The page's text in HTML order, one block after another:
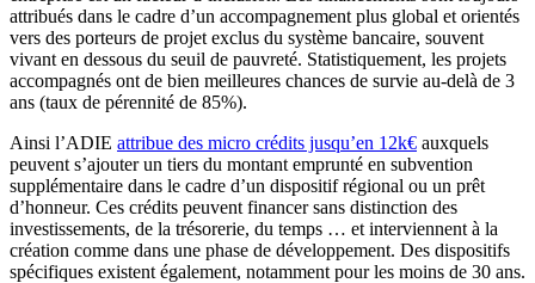
attribués dans le cadre d’un accompagnement plus global et orientés
vers des porteurs de projet exclus du système bancaire, souvent
vivant en dessous du seuil de pauvreté. Statistiquement, les projets
accompagnés ont de bien meilleures chances de survie au-delà de 3
ans (taux de pérennité de 85%).
Ainsi l’ADIE attribue des micro crédits jusqu’en 12k€ auxquels
peuvent s’ajouter un tiers du montant emprunté en subvention
supplémentaire dans le cadre d’un dispositif régional ou un prêt
d’honneur. Ces crédits peuvent financer sans distinction des
investissements, de la trésorerie, du temps … et interviennent à la
création comme dans une phase de développement. Des dispositifs
spécifiques existent également, notamment pour les moins de 30 ans.